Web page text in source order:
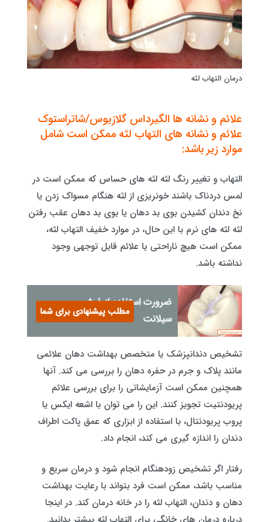
درمان التهاب لثه
علائم و نشانه ها الگیرداس گلازیوس/شاتراستوک
علائم و نشانه های التهاب لثه ممکن است شامل
موارد زیر باشد:
التهاب و تغییر رنگ لثه لثه های حساس که ممکن است در
لمس دردناک باشند خونریزی از لثه هنگام مسواک زدن یا
نخ دندان کشیدن بوی بد دهان یا بوی بد دهان عقب رفتن
لثه لثه های نرم با این حال، در موارد خفیف التهاب لثه،
ممکن است هیچ ناراحتی یا علائم قابل توجهی وجود
نداشته باشد.
ضرورت استفاده از فیشور
سیلانت
مطلب پیشنهادی برای شما
تشخیص دندانپزشک یا متخصص بهداشت دهان علائمی
مانند پلاک و جرم در حفره دهان را بررسی می کند. آنها
همچنین ممکن است آزمایشاتی را برای بررسی علائم
پریودنتیت تجویز کنند. این را می توان با اشعه ایکس یا
پروب پریودنتال، با استفاده از ابزاری که عمق پاکت اطراف
دندان را اندازه گیری می کند، انجام داد.
رفتار اگر تشخیص زودهنگام انجام شود و درمان سریع و
مناسب باشد، ممکن است فرد بتواند با رعایت بهداشت
دهان و دندان، التهاب لثه را در خانه درمان کند. در اینجا